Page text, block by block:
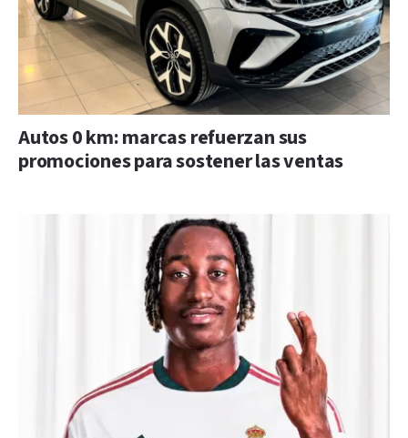
Autos 0 km: marcas refuerzan sus
promociones para sostener las ventas